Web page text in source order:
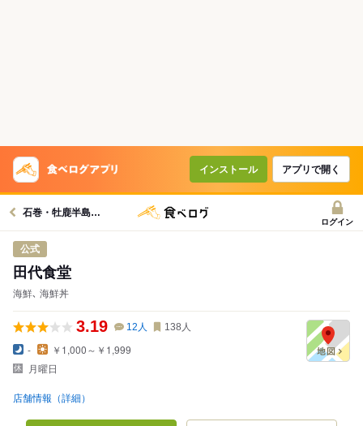
インストール アプリで開く
石巻・牡鹿半島グルメへ
ログイン
公式
田代食堂
海鮮､ 海鮮丼
3.19 12 人 138 人
-
￥1,000～￥1,999
月曜日
店舗情報（詳細）